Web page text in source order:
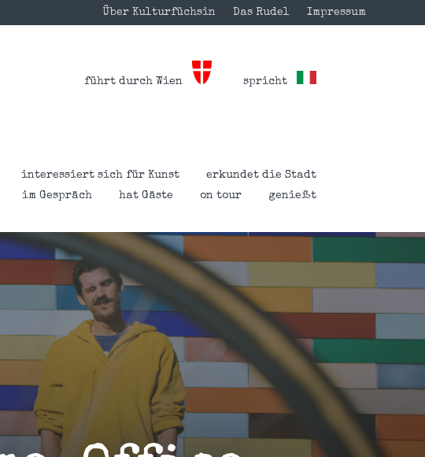
Über Kulturfüchsin Das Rudel Impressum
führt durch Wien spricht
interessiert sich für Kunst
erkundet die Stadt
im Gespräch
hat Gäste on tour genießt